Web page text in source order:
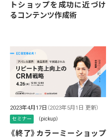
トショップを成功に近づけ
るコンテンツ作成術
2023年4月17日 （2023年5月1日 更新）
セミナー （pickup）
《終了》カラーミーショップ